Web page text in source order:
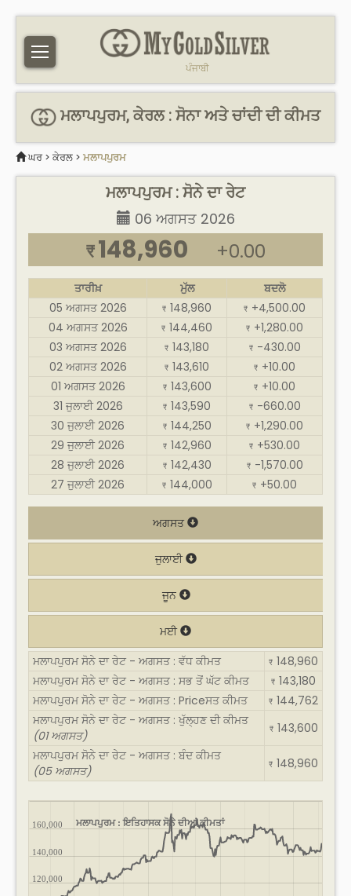
ਪੰਜਾਬੀ
ਮਲਾਪਪੁਰਮ, ਕੇਰਲ : ਸੋਨਾ ਅਤੇ ਚਾਂਦੀ ਦੀ ਕੀਮਤ
ਘਰ > ਕੇਰਲ > ਮਲਾਪਪੁਰਮ
ਮਲਾਪਪੁਰਮ : ਸੋਨੇ ਦਾ ਰੇਟ
06 ਅਗਸਤ 2026
₹ 148,960 +0.00
ਤਾਰੀਖ਼ ਮੁੱਲ
ਬਦਲੋ
05 ਅਗਸਤ 2026
₹ 148,960 ₹ +4,500.00
04 ਅਗਸਤ 2026
₹ 144,460 ₹ +1,280.00
03 ਅਗਸਤ 2026
₹ 143,180 ₹ -430.00
02 ਅਗਸਤ 2026
₹ 143,610 ₹ +10.00
01 ਅਗਸਤ 2026
₹ 143,600 ₹ +10.00
31 ਜੁਲਾਈ 2026
₹ 143,590 ₹ -660.00
30 ਜੁਲਾਈ 2026
₹ 144,250 ₹ +1,290.00
29 ਜੁਲਾਈ 2026
₹ 142,960 ₹ +530.00
28 ਜੁਲਾਈ 2026
₹ 142,430 ₹ -1,570.00
27 ਜੁਲਾਈ 2026
₹ 144,000 ₹ +50.00
ਅਗਸਤ
ਜੁਲਾਈ
ਜੂਨ
ਮਈ
ਮਲਾਪਪੁਰਮ ਸੋਨੇ ਦਾ ਰੇਟ - ਅਗਸਤ : ਵੱਧ ਕੀਮਤ
₹ 148,960
ਮਲਾਪਪੁਰਮ ਸੋਨੇ ਦਾ ਰੇਟ - ਅਗਸਤ : ਸਭ ਤੋਂ ਘੱਟ ਕੀਮਤ
₹ 143,180
ਮਲਾਪਪੁਰਮ ਸੋਨੇ ਦਾ ਰੇਟ - ਅਗਸਤ : Priceਸਤ ਕੀਮਤ
₹ 144,762
ਮਲਾਪਪੁਰਮ ਸੋਨੇ ਦਾ ਰੇਟ - ਅਗਸਤ : ਖੁੱਲ੍ਹਣ ਦੀ ਕੀਮਤ
(01 ਅਗਸਤ)
₹ 143,600
ਮਲਾਪਪੁਰਮ ਸੋਨੇ ਦਾ ਰੇਟ - ਅਗਸਤ : ਬੰਦ ਕੀਮਤ
(05 ਅਗਸਤ)
₹ 148,960
ਮਲਾਪਪੁਰਮ : ਇਤਿਹਾਸਕ ਸੋਨੇ ਦੀਆਂ ਕੀਮਤਾਂ
120,000
140,000
160,000